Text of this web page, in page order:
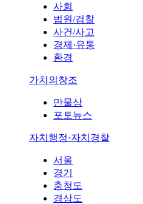
사회
법원/검찰
사건/사고
경제·유통
환경
가치의창조
만물상
포토뉴스
자치행정·자치경찰
서울
경기
충청도
경상도